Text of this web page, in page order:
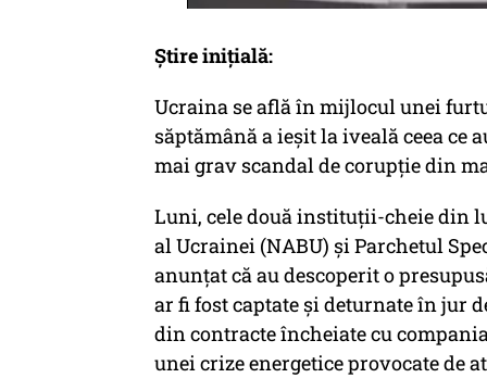
Știre inițială:
Ucraina se află în mijlocul unei
săptămână a ieșit la iveală ceea
mai grav scandal de corupție din
Luni, cele două instituții-cheie din
al Ucrainei (NABU) și Parchetul
anunțat că au descoperit o
ar fi fost captate și deturnate în jur
din contracte încheiate cu
unei crize energetice provocate de